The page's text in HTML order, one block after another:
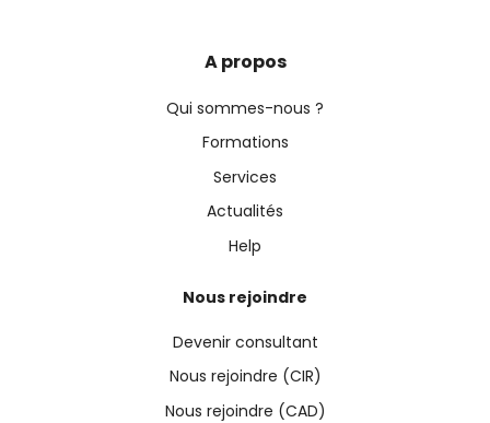
A propos
Qui sommes-nous ?
Formations
Services
Actualités
Help
Nous rejoindre
Devenir consultant
Nous rejoindre (CIR)
Nous rejoindre (CAD)